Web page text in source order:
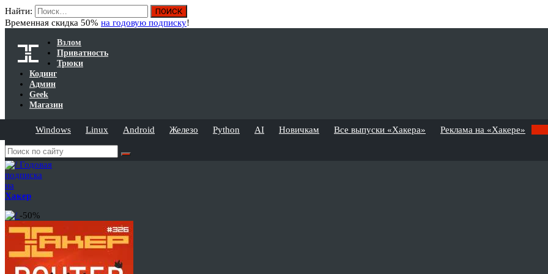
Найти:
Временная скидка 50% на годовую подписку!
Взлом
Приватность
Трюки
Кодинг
Админ
Geek
Магазин
Windows Linux Android Железо Python AI Новичкам Все выпуски «Хакера» Реклама на «Хакере»
Годовая
подписка
на
Хакер
-50%